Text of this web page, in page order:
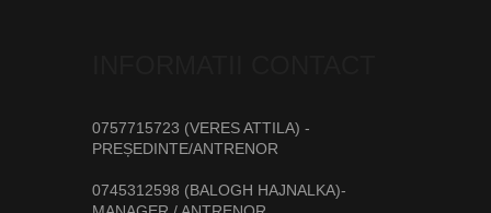
0757715723 (VERES ATTILA) -
PREȘEDINTE/ANTRENOR
0745312598 (BALOGH HAJNALKA)-